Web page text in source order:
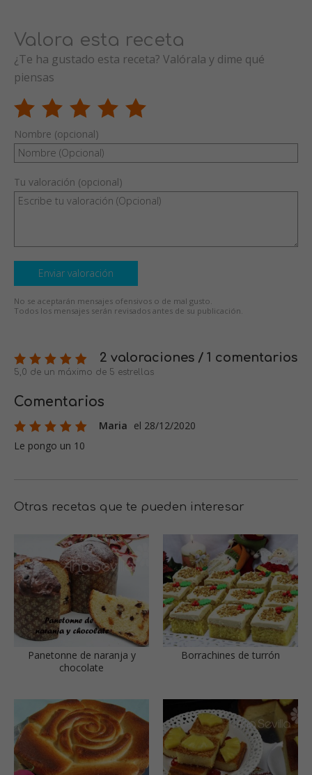
Valora esta receta
¿Te ha gustado esta receta? Valórala y dime qué
piensas
Nombre (opcional)
Tu valoración (opcional)
Enviar valoración
No se aceptarán mensajes ofensivos o de mal gusto.
Todos los mensajes serán revisados antes de su publicación.
2 valoraciones / 1 comentarios
5,0 de un máximo de 5 estrellas
Comentarios
Maria el 28/12/2020
Le pongo un 10
Otras recetas que te pueden interesar
Panetonne de naranja y
chocolate
Borrachines de turrón